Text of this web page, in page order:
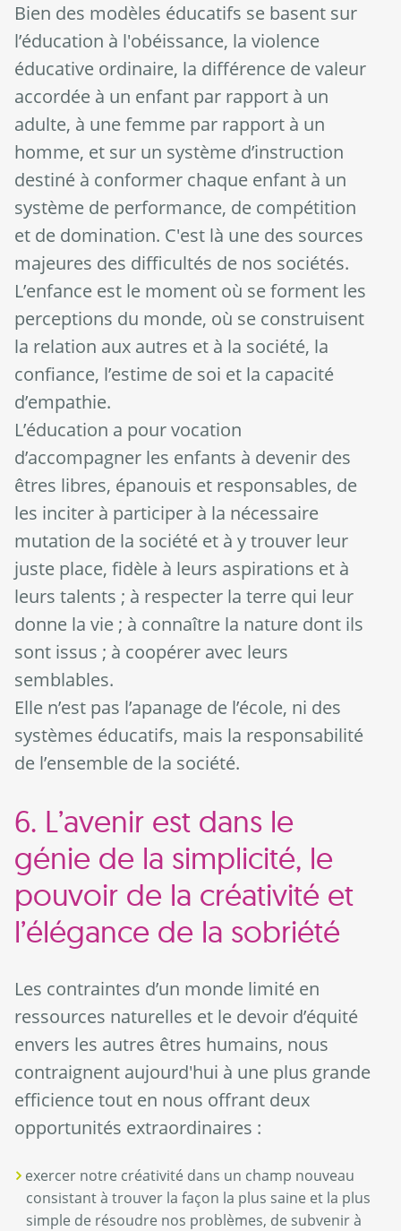
Bien des modèles éducatifs se basent sur
l’éducation à l'obéissance, la violence
éducative ordinaire, la différence de valeur
accordée à un enfant par rapport à un
adulte, à une femme par rapport à un
homme, et sur un système d’instruction
destiné à conformer chaque enfant à un
système de performance, de compétition
et de domination. C'est là une des sources
majeures des difficultés de nos sociétés.
L’enfance est le moment où se forment les
perceptions du monde, où se construisent
la relation aux autres et à la société, la
confiance, l’estime de soi et la capacité
d’empathie.
L’éducation a pour vocation
d’accompagner les enfants à devenir des
êtres libres, épanouis et responsables, de
les inciter à participer à la nécessaire
mutation de la société et à y trouver leur
juste place, fidèle à leurs aspirations et à
leurs talents ; à respecter la terre qui leur
donne la vie ; à connaître la nature dont ils
sont issus ; à coopérer avec leurs
semblables.
Elle n’est pas l’apanage de l’école, ni des
systèmes éducatifs, mais la responsabilité
de l’ensemble de la société.
6. L’avenir est dans le
génie de la simplicité, le
pouvoir de la créativité et
l’élégance de la sobriété
Les contraintes d’un monde limité en
ressources naturelles et le devoir d’équité
envers les autres êtres humains, nous
contraignent aujourd'hui à une plus grande
efficience tout en nous offrant deux
opportunités extraordinaires :
exercer notre créativité dans un champ nouveau
consistant à trouver la façon la plus saine et la plus
simple de résoudre nos problèmes, de subvenir à